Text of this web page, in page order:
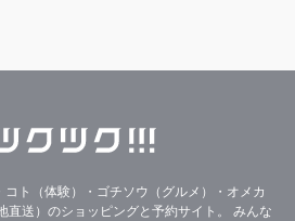
ト（体験）・ゴチソウ（グルメ）・オメカ
送）のショッピングと予約サイト。
みんな